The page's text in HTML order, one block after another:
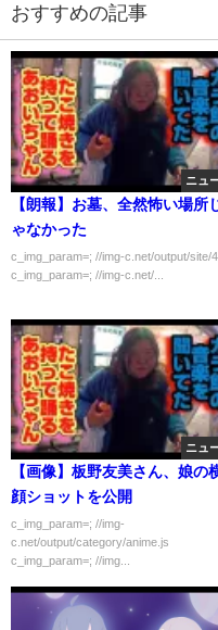
おすすめの記事
ニュ
【朗報】お墓、全然怖い場所
ゃなかった
c_img_param=; //img-c.net/output/site/
c_img_param=; //img-c.net/...
ニュ
【画像】板野友美さん、娘の
顔ショットを公開
c_img_param=; //img-
c.net/output/category/anime.js
c_img_param=; //img...